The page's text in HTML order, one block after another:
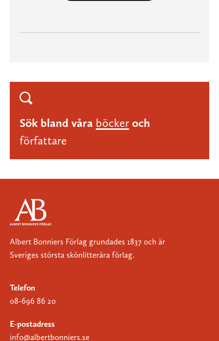
Sök bland våra böcker och
författare
Albert Bonniers Förlag grundades 1837 och är
Sveriges största skönlitterära förlag.
Telefon
08-696 86 20
E-postadress
info@albertbonniers.se